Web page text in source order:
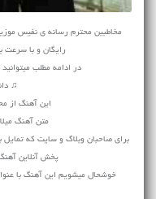
مخاطبین محترم رسانه ی نفیس
رایگان و با سرعت بالا با کیفیت
در ادامه مطلب
♫
این آهنگ از
متن آهنگ
برای صاحبان وبلاگ و سایت که تمایل
پخش آنلاین
خوشحال میشویم این آهنگ با